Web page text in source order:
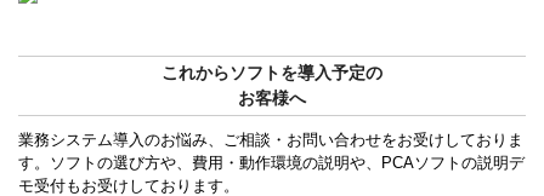
これからソフトを導入予定の
お客様へ
業務システム導入のお悩み、ご相談・お問い合わせをお受けしておりま
す。ソフトの選び方や、費用・動作環境の説明や、PCAソフトの説明デ
モ受付もお受けしております。